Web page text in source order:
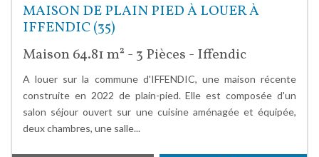
MAISON DE PLAIN PIED À LOUER À
IFFENDIC (35)
Maison 64.81 m² - 3 Pièces - Iffendic
A louer sur la commune d'IFFENDIC, une maison récente
construite en 2022 de plain-pied. Elle est composée d'un
salon séjour ouvert sur une cuisine aménagée et équipée,
deux chambres, une salle...